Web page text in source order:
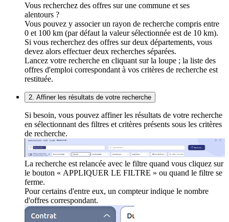
Vous recherchez des offres sur une commune et ses
alentours ?
Vous pouvez y associer un rayon de recherche compris entre
0 et 100 km (par défaut la valeur sélectionnée est de 10 km).
Si vous recherchez des offres sur deux départements, vous
devez alors effectuer deux recherches séparées.
Lancez votre recherche en cliquant sur la loupe ; la liste des
offres d'emploi correspondant à vos critères de recherche est
restituée.
2. Affiner les résultats de votre recherche
Si besoin, vous pouvez affiner les résultats de votre recherche
en sélectionnant des filtres et critères présents sous les critères
de recherche.
La recherche est relancée avec le filtre quand vous cliquez sur
le bouton « APPLIQUER LE FILTRE » ou quand le filtre se
ferme.
Pour certains d'entre eux, un compteur indique le nombre
d'offres correspondant.